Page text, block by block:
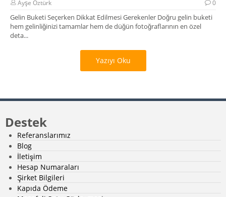
Ayşe Öztürk 0
Gelin Buketi Seçerken Dikkat Edilmesi Gerekenler Doğru gelin buketi
hem gelinliğinizi tamamlar hem de düğün fotoğraflarının en özel
deta...
Yazıyı Oku
Destek
Referanslarımız
Blog
İletişim
Hesap Numaraları
Şirket Bilgileri
Kapıda Ödeme